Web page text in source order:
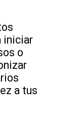
iniciar
o
a tus